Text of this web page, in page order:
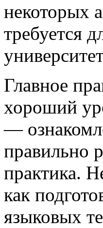
некоторых
требуется
Главное
хороший
—
правильно
практика.
как
языковых